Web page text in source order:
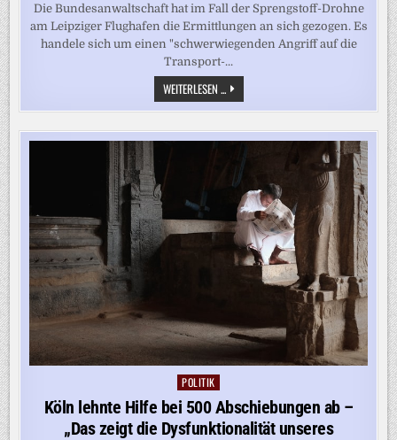
Die Bundesanwaltschaft hat im Fall der Sprengstoff-Drohne
am Leipziger Flughafen die Ermittlungen an sich gezogen. Es
handele sich um einen "schwerwiegenden Angriff auf die
Transport-...
WEITERLESEN ... FLUGHAFEN
HALLE/LEIPZIG:
BUNDESANWALTSCHAFT
ZU
SPRENGSTOFF-
DROHNE
Posted
in
POLITIK
Köln lehnte Hilfe bei 500 Abschiebungen ab –
„Das zeigt die Dysfunktionalität unseres